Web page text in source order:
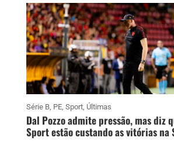
Série B, PE, Sport, Últimas
Dal Pozzo admite pressão, mas diz
Sport estão custando as vitórias na